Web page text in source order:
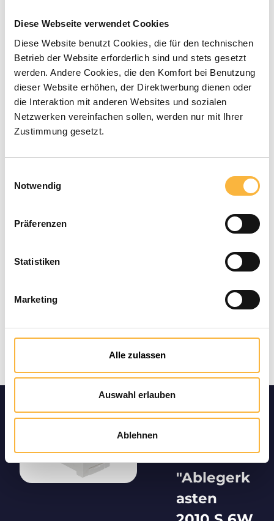
Diese Webseite verwendet Cookies
Diese Website benutzt Cookies, die für den technischen
Betrieb der Website erforderlich sind und stets gesetzt
werden. Andere Cookies, die den Komfort bei Benutzung
dieser Website erhöhen, der Direktwerbung dienen oder
die Interaktion mit anderen Websites und sozialen
Netzwerken vereinfachen sollen, werden nur mit Ihrer
Zustimmung gesetzt.
Notwendig
Präferenzen
Statistiken
Marketing
Alle zulassen
Auswahl erlauben
Ablehnen
49,90 €*
Preise inkl. MwSt. zzgl. Versandkosten
Verfügbar in der angegebenen Lieferzeit
Zahlungsarten
Produktin
en
"Ablegerk
asten